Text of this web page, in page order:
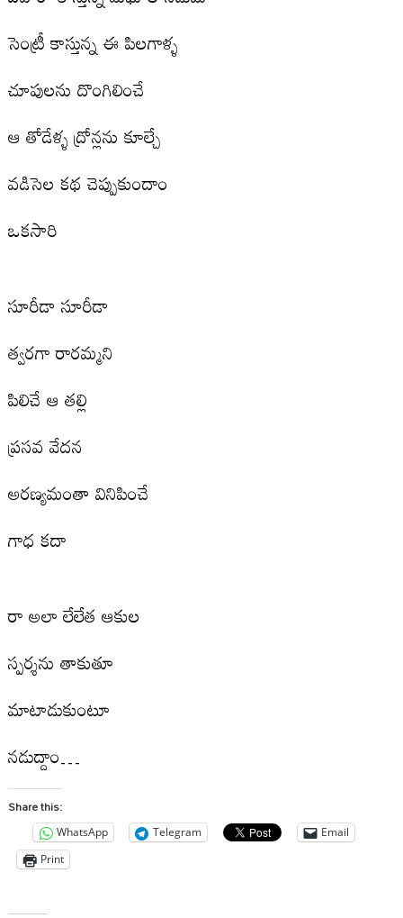
సెంట్రీ కాస్తున్న ఈ పిలగాళ్ళ
చూపులను దొంగిలించే
ఆ తోడేళ్ళ ద్రోన్లను కూల్చే
వడిసెల కథ చెప్పుకుందాం
ఒకసారి
సూరీడా సూరీడా
త్వరగా రారమ్మని
పిలిచే ఆ తల్లి
ప్రసవ వేదన
అరణ్యమంతా వినిపించే
గాధ కదా
రా అలా లేలేత ఆకుల
స్పర్శను తాకుతూ
మాటాడుకుంటూ
నడుద్దాం…
Share this:
WhatsApp Telegram
Email
Print